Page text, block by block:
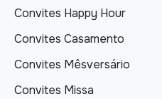
Convites Happy Hour
Convites Casamento
Convites Mêsversário
Convites Missa